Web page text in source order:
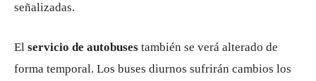
señalizadas.
El servicio de autobuses también se verá alterado de
forma temporal. Los buses diurnos sufrirán cambios los